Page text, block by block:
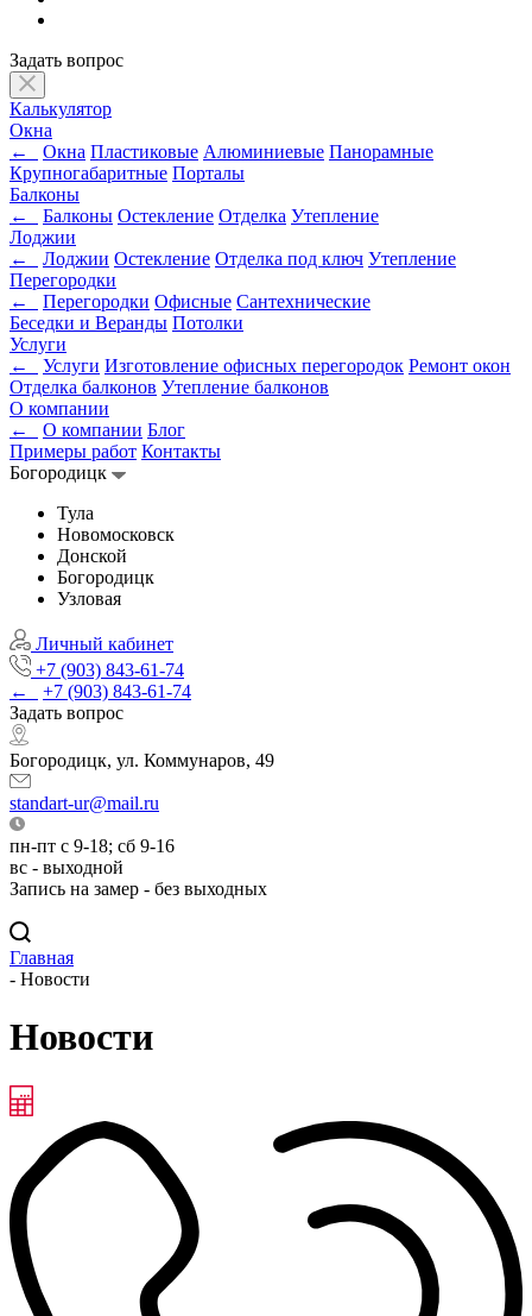
Задать вопрос
Калькулятор
Окна
←
Окна Пластиковые Алюминиевые Панорамные
Крупногабаритные Порталы
Балконы
←
Балконы Остекление Отделка Утепление
Лоджии
←
Лоджии Остекление Отделка под ключ Утепление
Перегородки
←
Перегородки Офисные Сантехнические
Беседки и Веранды Потолки
Услуги
←
Услуги Изготовление офисных перегородок Ремонт окон
Отделка балконов Утепление балконов
О компании
←
О компании Блог
Примеры работ Контакты
Богородицк
Тула
Новомосковск
Донской
Богородицк
Узловая
Личный кабинет
+7 (903) 843-61-74
←
+7 (903) 843-61-74
Задать вопрос
Богородицк, ул. Коммунаров, 49
standart-ur@mail.ru
пн-пт с 9-18; сб 9-16
вс - выходной
Запись на замер - без выходных
Главная
- Новости
Новости